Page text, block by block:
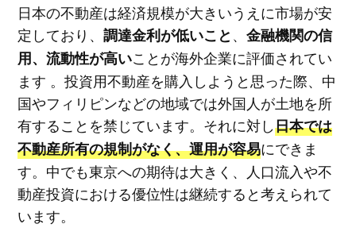
日本の不動産は経済規模が大きいうえに市場が安
定しており、 調達金利が低いこと、 金融機関の信
用、流動性が高いことが海外企業に評価されてい
ます 。投資用不動産を購入しようと思った際、中
国やフィリピンなどの地域では外国人が土地を所
有することを禁じています。それに対し日本では
不動産所有の規制がなく、運用が容易にできま
す。中でも東京への期待は大きく、人口流入や不
動産投資における優位性は継続すると考えられて
います。